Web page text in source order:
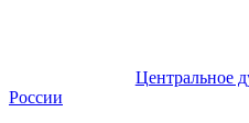
Центральное
России